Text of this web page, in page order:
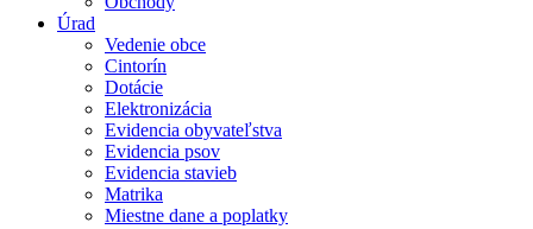
Úrad
Vedenie obce
Cintorín
Dotácie
Elektronizácia
Evidencia obyvateľstva
Evidencia psov
Evidencia stavieb
Matrika
Miestne dane a poplatky